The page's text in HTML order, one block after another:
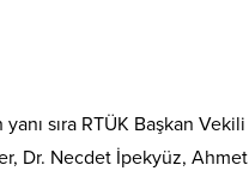
sıra RTÜK Başkan Vekili
Dr. Necdet İpekyüz, Ahmet